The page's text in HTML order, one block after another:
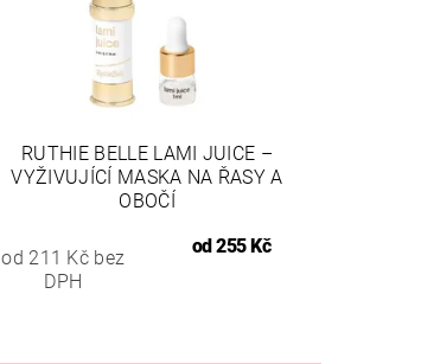
RUTHIE BELLE LAMI JUICE –
VYŽIVUJÍCÍ MASKA NA ŘASY A
OBOČÍ
od 211 Kč bez
DPH
od255 Kč